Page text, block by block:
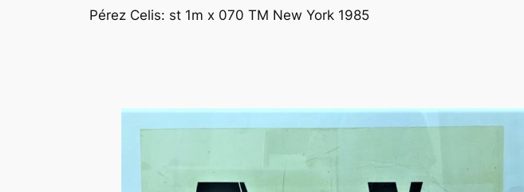
Pérez Celis: st 1m x 070 TM New York 1985